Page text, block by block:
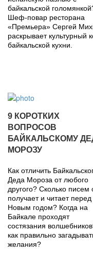
байкальской
Шеф-повар ресторана
«Премьера» Сергей
раскрывает культурный
байкальской кухни.
9 КОРОТКИХ
ВОПРОСОВ
БАЙКАЛЬСКОМУ
МОРОЗУ
Как отличить
Деда Мороза от любого
другого? Сколько писем
получает и читает перед
Новым годом? Когда на
Байкале проходят
состязания
как правильно
желания?